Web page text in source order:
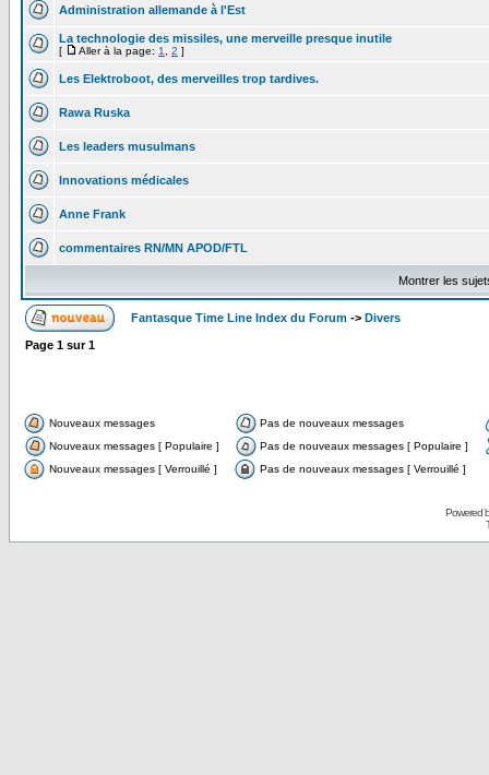
Administration allemande à l'Est
La technologie des missiles, une merveille presque inutile
[ Aller à la page: 1 2 ]
Les Elektroboot, des merveilles trop tardives.
Rawa Ruska
Les leaders musulmans
Innovations médicales
Anne Frank
commentaires RN/MN APOD/FTL
Montrer les
Fantasque Time Line Index du Forum -> Divers
Page 1 sur1
Nouveaux messages
Pas de nouveaux messages
Nouveaux messages [ Populaire ]
Pas de nouveaux messages [ Populaire ]
Nouveaux messages [ Verrouillé ]
Pas de nouveaux messages [ Verrouillé ]
Powered